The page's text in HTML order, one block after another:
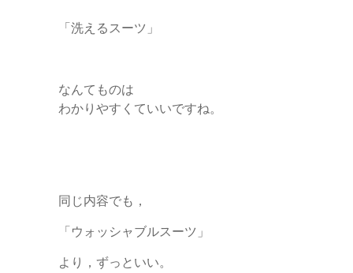
「洗えるスーツ」
なんてものは
わかりやすくていいですね。
同じ内容でも，
「ウォッシャブルスーツ」
より，ずっといい。